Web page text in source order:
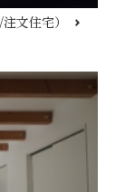
文住宅）